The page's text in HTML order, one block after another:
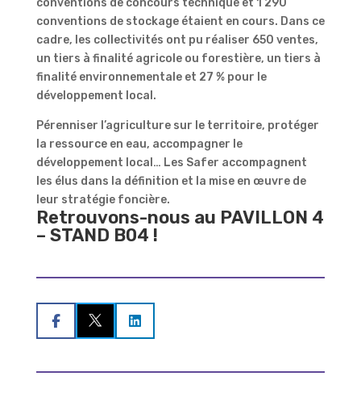
conventions de concours technique et 1 290
conventions de stockage étaient en cours. Dans ce
cadre, les collectivités ont pu réaliser 650 ventes,
un tiers à finalité agricole ou forestière, un tiers à
finalité environnementale et 27 % pour le
développement local.
Pérenniser l’agriculture sur le territoire, protéger
la ressource en eau, accompagner le
développement local… Les Safer accompagnent
les élus dans la définition et la mise en œuvre de
leur stratégie foncière.
Retrouvons-nous au PAVILLON 4
– STAND B04 !
 